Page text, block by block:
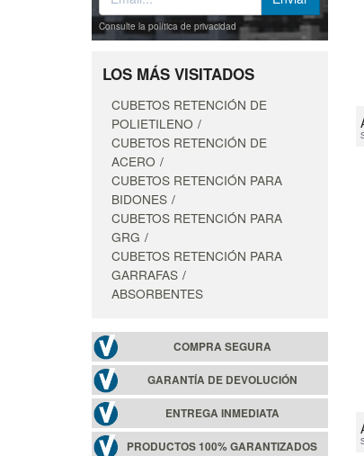
Consulte la política de privacidad
LOS MÁS VISITADOS
CUBETOS RETENCIÓN DE
POLIETILENO
CUBETOS RETENCIÓN DE
ACERO
CUBETOS RETENCIÓN PARA
BIDONES
CUBETOS RETENCIÓN PARA
GRG
CUBETOS RETENCIÓN PARA
GARRAFAS
ABSORBENTES
COMPRA SEGURA
GARANTÍA DE DEVOLUCIÓN
ENTREGA INMEDIATA
PRODUCTOS 100% GARANTIZADOS